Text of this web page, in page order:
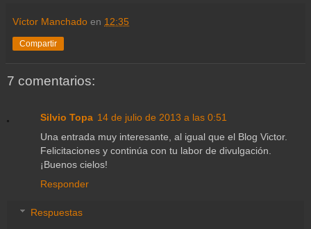
Víctor Manchado en 12:35
Compartir
7 comentarios:
Silvio Topa 14 de julio de 2013 a las 0:51
Una entrada muy interesante, al igual que el Blog Victor.
Felicitaciones y continúa con tu labor de divulgación.
¡Buenos cielos!
Responder
Respuestas